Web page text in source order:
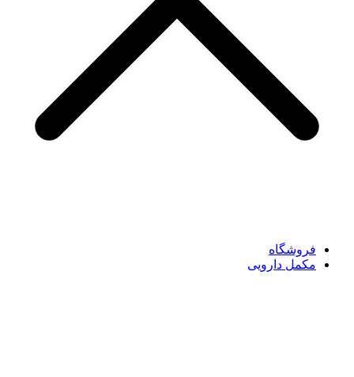
فروشگاه
مکمل دارویی